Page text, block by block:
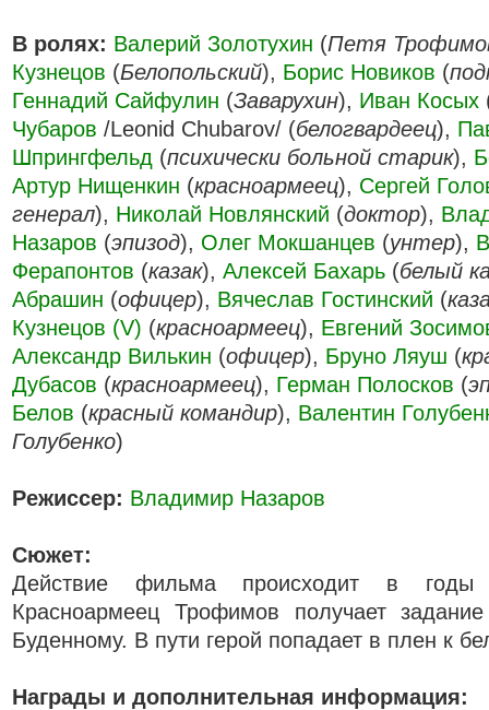
В ролях: Валерий Золотухин (Петя
Кузнецов (Белопольский), Борис Новиков (
Геннадий Сайфулин (Заварухин), Иван Косых
Чубаров /Leonid Chubarov/ (белогвардеец),
Шпрингфельд (психически больной старик),
Артур Нищенкин (красноармеец), Сергей
генерал), Николай Новлянский (доктор),
Назаров (эпизод), Олег Мокшанцев (унтер),
Ферапонтов (казак), Алексей Бахарь (белый
Абрашин (офицер), Вячеслав Гостинский (
Кузнецов (V) (красноармеец), Евгений
Александр Вилькин (офицер), Бруно Ляуш (
Дубасов (красноармеец), Герман Полосков (
Белов (красный командир), Валентин
Голубенко)
Режиссер: Владимир Назаров
Сюжет:
Действие фильма происходит в годы
Красноармеец Трофимов получает
Буденному. В пути герой попадает в плен к
Награды и дополнительная информация: